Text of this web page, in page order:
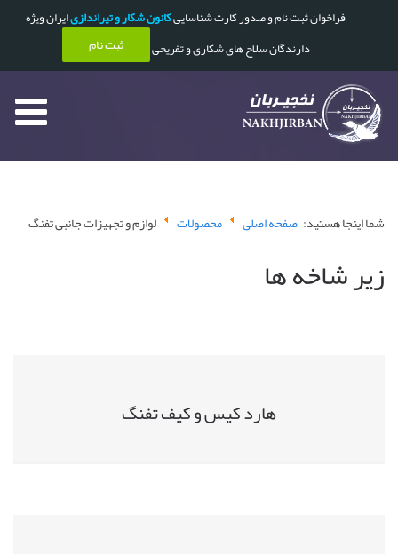
فراخوان ثبت نام و صدور کارت شناساییکانون شکار و تیراندازیایران ویژه
دارندگان سلاح های شکاری و تفریحی
ثبت نام
شما اینجا هستید: صفحه اصلی محصولات لوازم و تجهیزات جانبی تفنگ
زیر شاخه ها
هارد کیس و کیف تفنگ